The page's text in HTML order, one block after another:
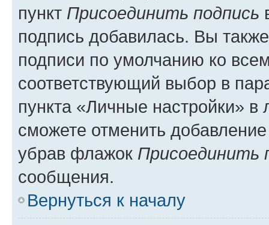
пункт Присоединить подпись
подпись добавилась. Вы
подписи по умолчанию ко
соответствующий выбор в
пункта «Личные настройки»
сможете отменить
убрав флажок Присоединить
сообщения.
Вернуться к началу